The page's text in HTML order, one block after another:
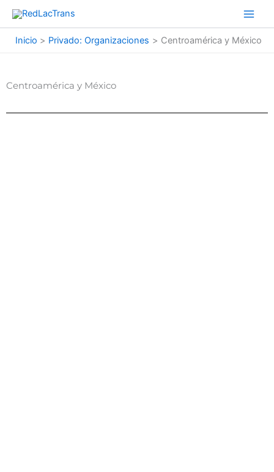
contenido
Inicio Privado: Organizaciones Centroamérica y México
Centroamérica y México